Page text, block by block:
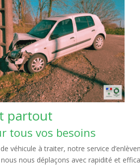
partout
tous vos besoins
véhicule à traiter, notre service
nous déplaçons avec rapidité et